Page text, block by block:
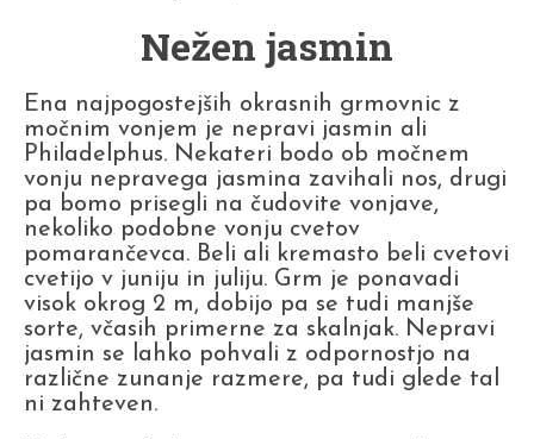
Nežen jasmin
Ena najpogostejših okrasnih grmovnic z
močnim vonjem je nepravi jasmin ali
Philadelphus. Nekateri bodo ob močnem
vonju nepravega jasmina zavihali nos, drugi
pa bomo prisegli na čudovite vonjave,
nekoliko podobne vonju cvetov
pomarančevca. Beli ali kremasto beli cvetovi
cvetijo v juniju in juliju. Grm je ponavadi
visok okrog 2 m, dobijo pa se tudi manjše
sorte, včasih primerne za skalnjak. Nepravi
jasmin se lahko pohvali z odpornostjo na
različne zunanje razmere, pa tudi glede tal
ni zahteven.